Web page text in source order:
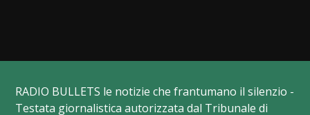
RADIO BULLETS le notizie che frantumano il silenzio -
Testata giornalistica autorizzata dal Tribunale di